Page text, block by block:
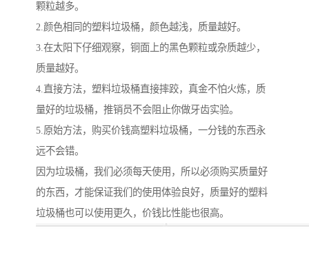
颗粒越多。
2.颜色相同的塑料垃圾桶，颜色越浅，质量越好。
3.在太阳下仔细观察，铜面上的黑色颗粒或杂质越少，
质量越好。
4.直接方法，塑料垃圾桶直接摔跤，真金不怕火炼，质
量好的垃圾桶，推销员不会阻止你做牙齿实验。
5.原始方法，购买价钱高塑料垃圾桶，一分钱的东西永
远不会错。
因为垃圾桶，我们必须每天使用，所以必须购买质量好
的东西，才能保证我们的使用体验良好，质量好的塑料
垃圾桶也可以使用更久，价钱比性能也很高。